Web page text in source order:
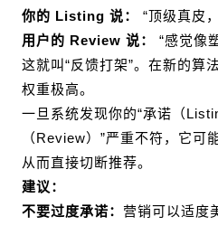
你的 Listing 说：
“顶级真皮
用户的 Review 说：
“感觉像
这就叫“反馈打架”。在新的算
权重极高。
一旦系统发现你的“承诺（
（Review）”严重不符，它可
从而直接切断推荐。
建议：
不要过度承诺： 营销可以适度